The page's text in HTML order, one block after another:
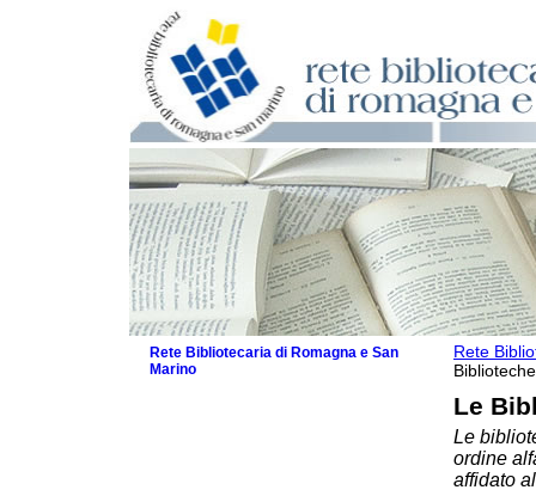
Rete
Biblioteche
Le
Le
ordine
affidato
Rete Bibliotecaria di Romagna e San
Marino